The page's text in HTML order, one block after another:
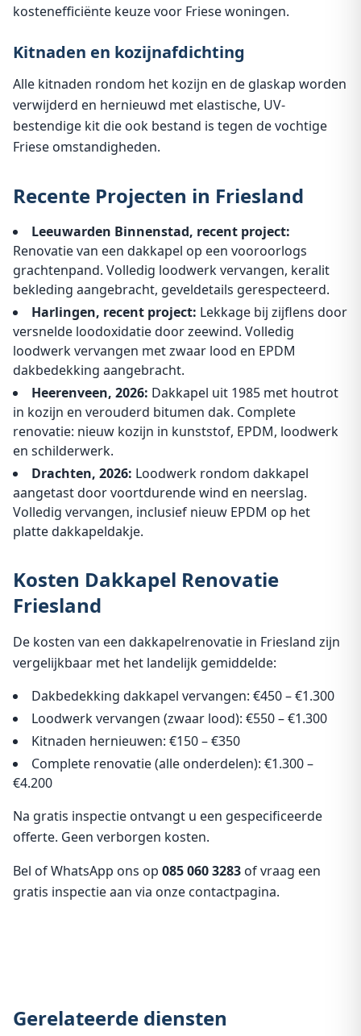
kostenefficiënte keuze voor Friese woningen.
Kitnaden en kozijnafdichting
Alle kitnaden rondom het kozijn en de glaskap worden
verwijderd en hernieuwd met elastische, UV-
bestendige kit die ook bestand is tegen de vochtige
Friese omstandigheden.
Recente Projecten in Friesland
Leeuwarden Binnenstad, recent project:
Renovatie van een dakkapel op een vooroorlogs
grachtenpand. Volledig loodwerk vervangen, keralit
bekleding aangebracht, geveldetails gerespecteerd.
Harlingen, recent project: Lekkage bij zijflens door
versnelde loodoxidatie door zeewind. Volledig
loodwerk vervangen met zwaar lood en EPDM
dakbedekking aangebracht.
Heerenveen, 2026: Dakkapel uit 1985 met houtrot
in kozijn en verouderd bitumen dak. Complete
renovatie: nieuw kozijn in kunststof, EPDM, loodwerk
en schilderwerk.
Drachten, 2026: Loodwerk rondom dakkapel
aangetast door voortdurende wind en neerslag.
Volledig vervangen, inclusief nieuw EPDM op het
platte dakkapeldakje.
Kosten Dakkapel Renovatie
Friesland
De kosten van een dakkapelrenovatie in Friesland zijn
vergelijkbaar met het landelijk gemiddelde:
Dakbedekking dakkapel vervangen: €450 – €1.300
Loodwerk vervangen (zwaar lood): €550 – €1.300
Kitnaden hernieuwen: €150 – €350
Complete renovatie (alle onderdelen): €1.300 –
€4.200
Na gratis inspectie ontvangt u een gespecificeerde
offerte. Geen verborgen kosten.
Bel of WhatsApp ons op 085 060 3283 of vraag een
gratis inspectie aan via onze contactpagina.
Gerelateerde diensten